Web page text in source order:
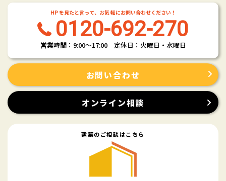
当社は、不動産についてのサービスをお客さまにご利用いただくにあた
り、各種の申込みの受付、訪問、提案、見積、各種の工事やサービス提
供等の機会に、当社が直接あるいは協力会社又は業務委託先等を通じ
て、お客さまの個人情報（お客さまの電子メールアドレス、氏名、住
所、電話番号等）を取得いたしますが、これらの個人情報は下記の目的
に利用させていただきます。
(1) 不動産についてのサービスの提供
(3) 不動産についてのサービスのお知らせ・ＰＲ、調査・データ集積、研
(4) ウェブサイトシステム管理会社（以下「サイト管理会社」といいま
す。）への提供。
(5) その他上記(1)から(4)に附随する業務の実施
なお、当社は、サイト管理会社が提供するサービス改善に必要な範囲
で、お客様の個人データをサイト管理会社に提供します。
いて管理されることとなります。
HP を見たと言って、お気 軽にお問い合わせください！
0120-692-270
営業時間：9:00〜17:00 定休日：火曜日・水曜日
お問い合わせ
オンライン相談
建築のご相談はこちら